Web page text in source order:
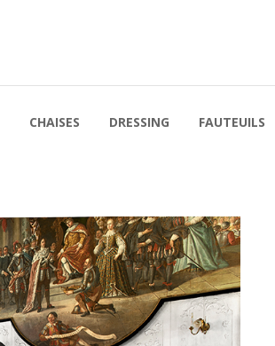
CHAISES DRESSING FAUTEUILS